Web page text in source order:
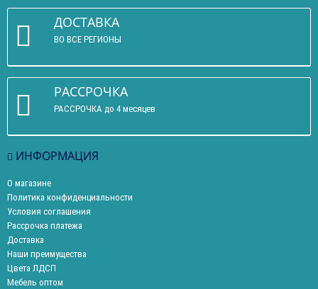
ДОСТАВКА
ВО ВСЕ РЕГИОНЫ
РАССРОЧКА
РАССРОЧКА до 4 месяцев
ИНФОРМАЦИЯ
О магазине
Политика конфиденциальности
Условия соглашения
Рассрочка платежа
Доставка
Наши преимущества
Цвета ЛДСП
Мебель оптом